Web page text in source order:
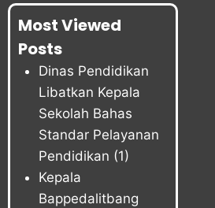
Most Viewed
Posts
Dinas Pendidikan
Libatkan Kepala
Sekolah Bahas
Standar Pelayanan
Pendidikan (1)
Kepala
Bappedalitbang